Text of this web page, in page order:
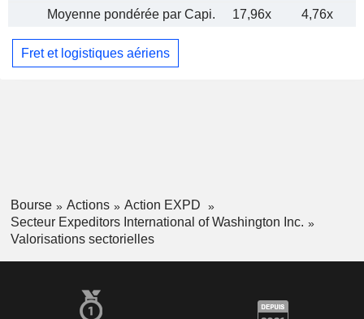
Moyenne pondérée par Capi.
17,96x 4,76x
Fret et logistiques aériens
Bourse Actions
Action EXPD
Secteur Expeditors International of Washington Inc.
Valorisations sectorielles